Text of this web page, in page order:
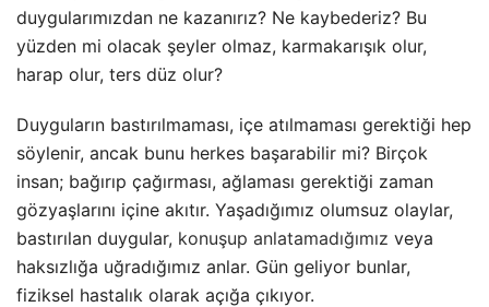
duygularımızdan ne kazanırız? Ne kaybederiz? Bu
yüzden mi olacak şeyler olmaz, karmakarışık olur,
harap olur, ters düz olur?
Duyguların bastırılmaması, içe atılmaması gerektiği hep
söylenir, ancak bunu herkes başarabilir mi? Birçok
insan; bağırıp çağırması, ağlaması gerektiği zaman
gözyaşlarını içine akıtır. Yaşadığımız olumsuz olaylar,
bastırılan duygular, konuşup anlatamadığımız veya
haksızlığa uğradığımız anlar. Gün geliyor bunlar,
fiziksel hastalık olarak açığa çıkıyor.